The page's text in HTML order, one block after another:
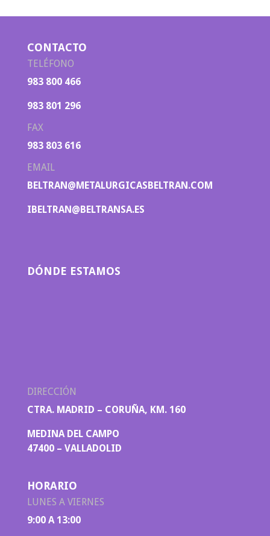
CONTACTO
TELÉFONO
983 800 466
983 801 296
FAX
983 803 616
EMAIL
BELTRAN@METALURGICASBELTRAN.COM
IBELTRAN@BELTRANSA.ES
DÓNDE ESTAMOS
DIRECCIÓN
CTRA. MADRID – CORUÑA, KM. 160
MEDINA DEL CAMPO
47400 – VALLADOLID
HORARIO
LUNES A VIERNES
9:00 A 13:00